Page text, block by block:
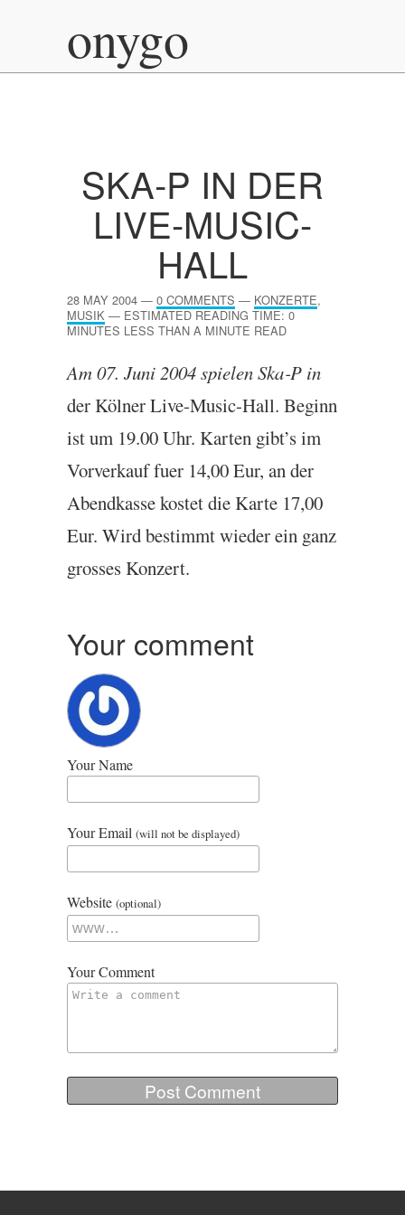
onygo
SKA‑P IN DER
LIVE-MUSIC-
HALL
28 MAY 2004 — 0 COMMENTS — KONZERTE,
MUSIK — ESTIMATED READING TIME: 0
MINUTES LESS THAN A MINUTE READ
Am 07. Juni 2004 spielen Ska‑P in
der Köl­ner Live-Music-Hall. Beginn
ist um 19.00 Uhr. Karten gib­t’s im
Vorverkauf fuer 14,00 Eur, an der
Abendkasse kostet die Karte 17,00
Eur. Wird bestim­mt wieder ein ganz
grosses Konzert.
Your comment
Your Name
Your Email (will not be displayed)
Website (optional)
Your Comment